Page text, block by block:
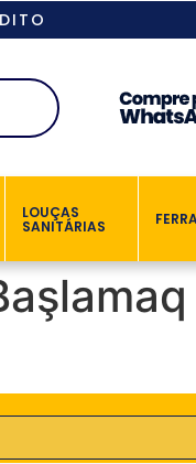
LOUÇAS
SANITÁRIAS